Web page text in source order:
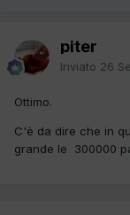
piter
Inviato 26
Ottimo.
C'è da dire che in
grande le 300000